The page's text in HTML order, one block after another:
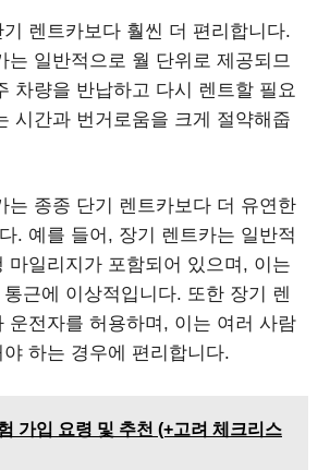
렌트카보다 훨씬 더 편리합니다.
는 일반적으로 월 단위로 제공되므
차량을 반납하고 다시 렌트할 필요
시간과 번거로움을 크게 절약해줍
는 종종 단기 렌트카보다 더 유연한
. 예를 들어, 장기 렌트카는 일반적
마일리지가 포함되어 있으며, 이는
근에 이상적입니다. 또한 장기 렌
운전자를 허용하며, 이는 여러 사람
하는 경우에 편리합니다.
가입 요령 및 추천 (+고려 체크리스